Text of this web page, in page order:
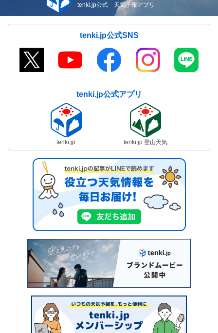
tenki.jp公式 天気予報アプリ
tenki.jp公式SNS
tenki.jp公式アプリ
tenki.jp tenki.jp 登山天気